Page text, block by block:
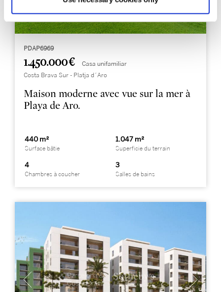
PDAP6969
1.450.000 € Casa unifamiliar
Costa Brava Sur - Platja d´Aro
Maison moderne avec vue sur la mer à
Playa de Aro.
440 m²
Surface bâtie
1.047 m²
Superficie du terrain
4
Chambres à coucher
3
Salles de bains